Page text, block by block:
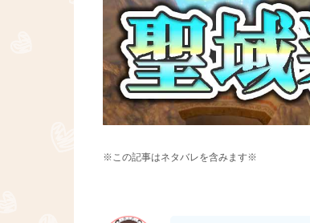
※この記事はネタバレを含みます※